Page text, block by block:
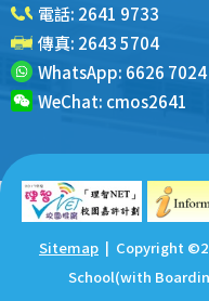
電話: 2641 9733
傳真: 2643 5704
WhatsApp: 6626 7024
WeChat: cmos2641
Sitemap | Copyright ©
School(with